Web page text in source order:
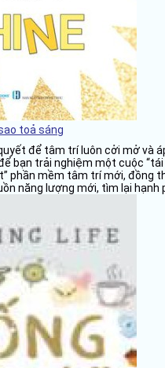
toả sáng
để tâm trí luôn cởi mở và
bạn trải nghiệm một cuộc “tái
phần mềm tâm trí mới, đồng
năng lượng mới, tìm lại hạnh